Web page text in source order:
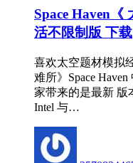
Space Haven《
活不限制版 下载
喜欢太空题材模拟
难所》Space
家带来的是最新 版
Intel 与…